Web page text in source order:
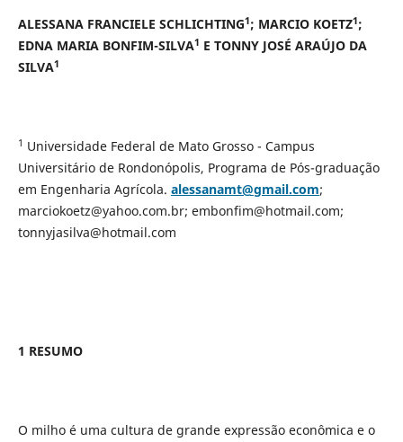
ALESSANA FRANCIELE SCHLICHTING1; MARCIO KOETZ1;
EDNA MARIA BONFIM-SILVA1 E TONNY JOSÉ ARAÚJO DA
SILVA1
1 Universidade Federal de Mato Grosso - Campus
Universitário de Rondonópolis, Programa de Pós-graduação
em Engenharia Agrícola. alessanamt@gmail.com;
marciokoetz@yahoo.com.br; embonfim@hotmail.com;
tonnyjasilva@hotmail.com
1 RESUMO
O milho é uma cultura de grande expressão econômica e o